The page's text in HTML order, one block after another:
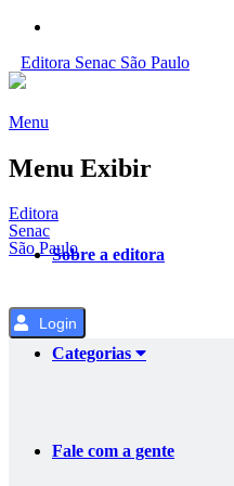
o
Editora Senac São Paulo
Menu
Menu Exibir
Editora
Senac
São PauloSobre a editora
Categorias
Fale com a gente
Login